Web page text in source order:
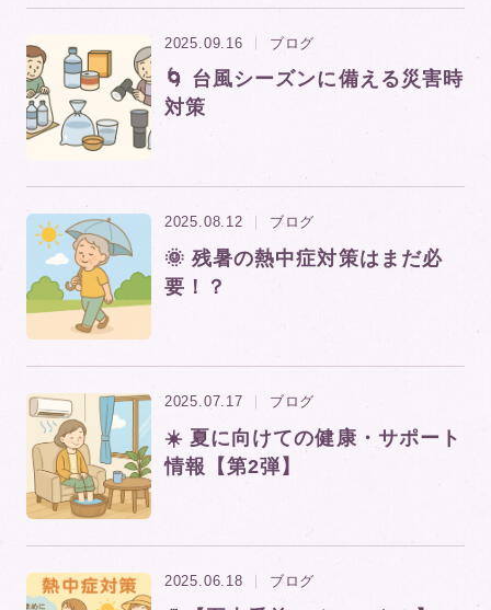
2025.09.16 ブログ
🌀 台風シーズンに備える災害時
対策
2025.08.12 ブログ
🌞 残暑の熱中症対策はまだ必
要！？
2025.07.17 ブログ
☀️ 夏に向けての健康・サポート
情報【第2弾】
2025.06.18 ブログ